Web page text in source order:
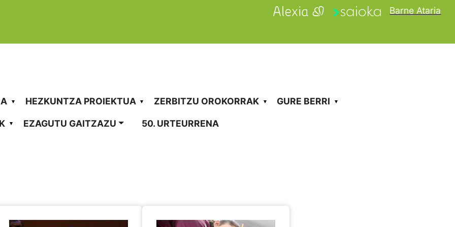
Barne Ataria
HEZKUNTZA PROIEKTUA ZERBITZU OROKORRAK GURE BERRI
EZAGUTU GAITZAZU 50. URTEURRENA